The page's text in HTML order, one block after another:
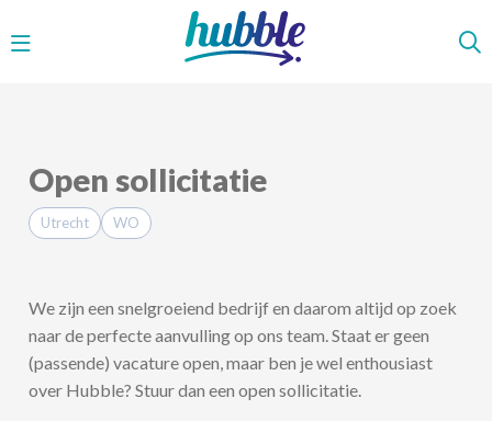
Open sollicitatie
Utrecht WO
We zijn een snelgroeiend bedrijf en daarom altijd op zoek
naar de perfecte aanvulling op ons team. Staat er geen
(passende) vacature open, maar ben je wel enthousiast
over Hubble? Stuur dan een open sollicitatie.